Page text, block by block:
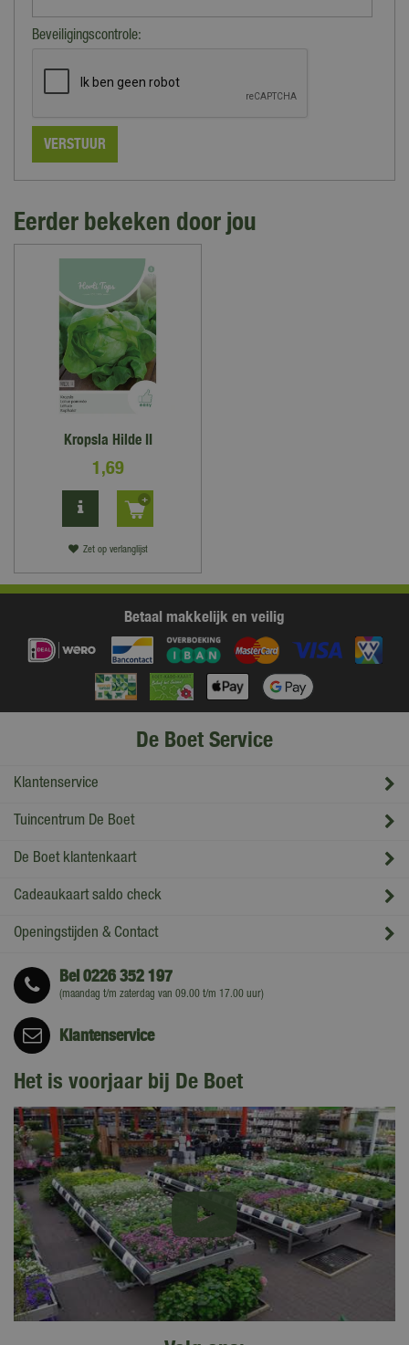
Beveiligingscontrole:
Eerder bekeken door jou
Kropsla Hilde II
1,69
Zet op verlanglijst
Betaal makkelijk en veilig
De Boet Service
Klantenservice
Tuincentrum De Boet
De Boet klantenkaart
Cadeaukaart saldo check
Openingstijden & Contact
Bel0226 352 197
(maandag t/m zaterdag van 09.00 t/m 17.00 uur)
Klantenservice
Het is voorjaar bij De Boet